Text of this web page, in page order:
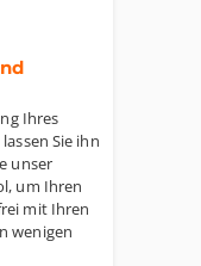
Ihres
Sie ihn
unser
um Ihren
mit Ihren
wenigen